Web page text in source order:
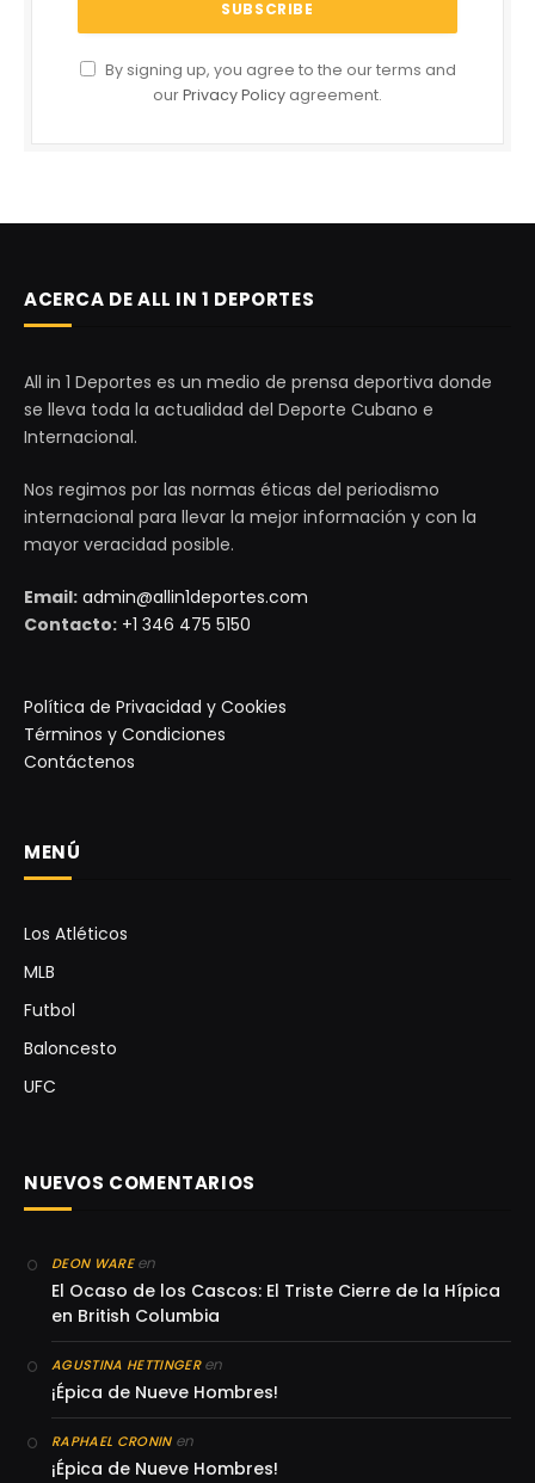
By signing up, you agree to the our terms and
ourPrivacy Policy agreement.
ACERCA DE ALL IN 1 DEPORTES
All in 1 Deportes es un medio de prensa deportiva donde
se lleva toda la actualidad del Deporte Cubano e
Internacional.
Nos regimos por las normas éticas del periodismo
internacional para llevar la mejor información y con la
mayor veracidad posible.
Email: admin@allin1deportes.com
Contacto: +1 346 475 5150
Política de Privacidad y Cookies
Términos y Condiciones
Contáctenos
MENÚ
Los Atléticos
MLB
Futbol
Baloncesto
UFC
NUEVOS COMENTARIOS
DEON WAREen
El Ocaso de los Cascos: El Triste Cierre de la Hípica
en British Columbia
AGUSTINA HETTINGERen
¡Épica de Nueve Hombres!
RAPHAEL CRONINen
¡Épica de Nueve Hombres!